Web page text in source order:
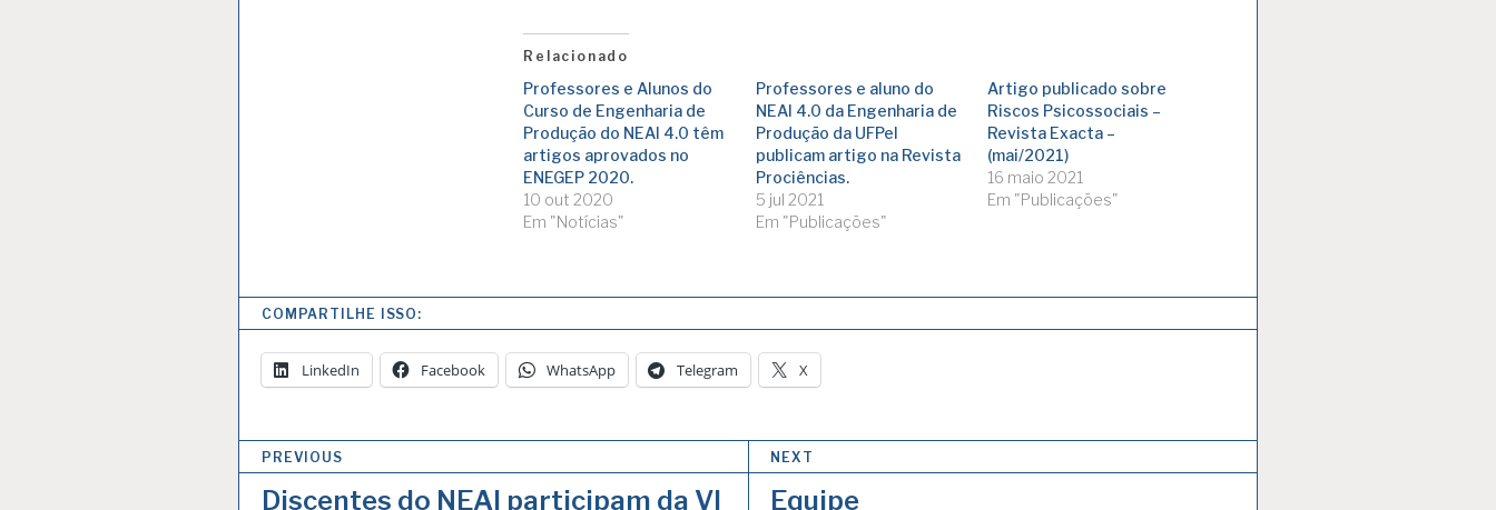
Relacionado
Professores e Alunos do
Curso de Engenharia de
Produção do NEAI 4.0 têm
artigos aprovados no
ENEGEP 2020.
10 out 2020
Em "Notícias"
Professores e aluno do
NEAI 4.0 da Engenharia de
Produção da UFPel
publicam artigo na Revista
Prociências.
5 jul 2021
Em "Publicações"
Artigo publicado sobre
Riscos Psicossociais –
Revista Exacta –
(mai/2021)
16 maio 2021
Em "Publicações"
COMPARTILHE ISSO:
LinkedIn Facebook WhatsApp Telegram X
Navegação
de
PREVIOUS
Discentes do NEAI participam da VI
NEXT
Equipe